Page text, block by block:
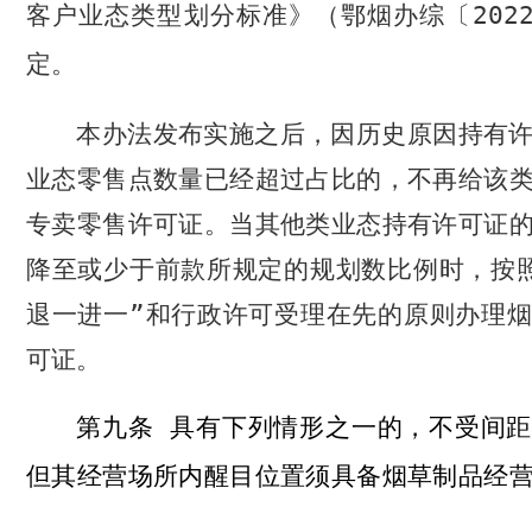
客户业态类型划分标准》（鄂烟办综〔
定。
本办法发布实施之后，因历史原因持有
业态零售点数量已经超过占比的，不再给该
专卖零售许可证。当其他类业态持有许可证
降至或少于前款所规定的规划数比例时，按
退一进一”和行政许可受理在先的原则办理
可证。
第九条 具有下列情形之一的，不受间
但其经营场所内醒目位置须具备烟草制品经